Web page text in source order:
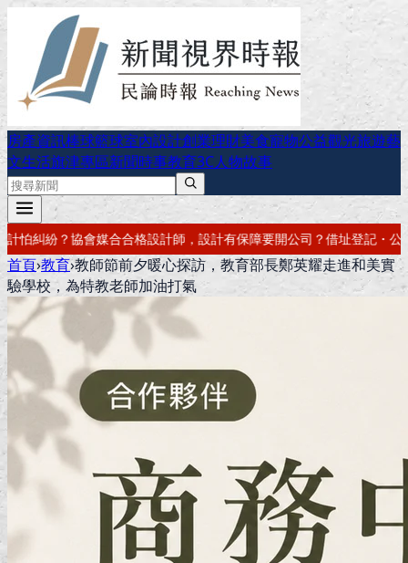
房產資訊棒球籃球室內設計創業理財美食寵物公益觀光旅遊藝
文生活旗津專區新聞時事教育3C人物故事
保障要開公司？借址登記・公司設立・工商登記一次辦好記帳報稅・
首頁›教育›教師節前夕暖心探訪，教育部長鄭英耀走進和美實
驗學校，為特教老師加油打氣